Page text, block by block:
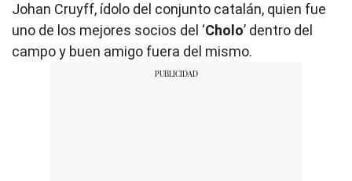
Johan Cruyff, ídolo del conjunto catalán, quien fue
uno de los mejores socios del ‘Cholo’ dentro del
campo y buen amigo fuera del mismo.